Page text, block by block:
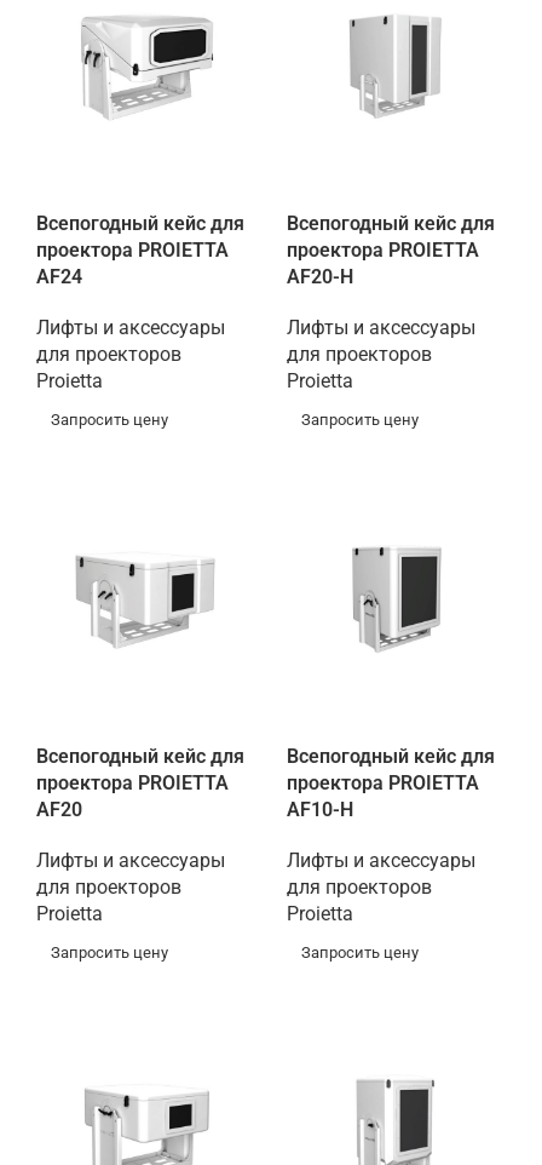
Всепогодный кейс для
проектора PROIETTA
AF24
Лифты и аксессуары
для проекторов
Proietta
Запросить цену
Всепогодный кейс для
проектора PROIETTA
AF20-H
Лифты и аксессуары
для проекторов
Proietta
Запросить цену
Всепогодный кейс для
проектора PROIETTA
AF20
Лифты и аксессуары
для проекторов
Proietta
Запросить цену
Всепогодный кейс для
проектора PROIETTA
AF10-H
Лифты и аксессуары
для проекторов
Proietta
Запросить цену